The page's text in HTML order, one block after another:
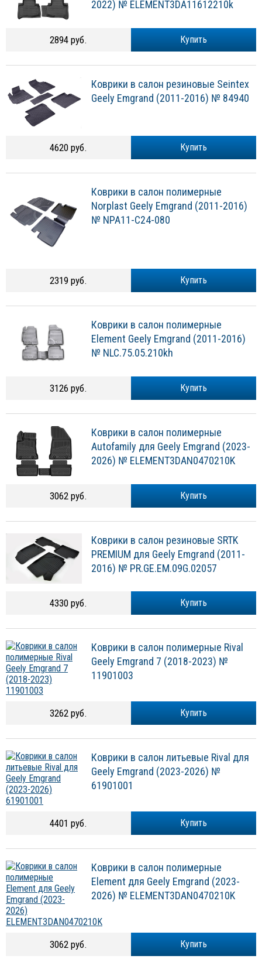
2022) № ELEMENT3DA11612210k
Купить
2894 руб.
Коврики в салон резиновые Seintex
Geely Emgrand (2011-2016) № 84940
Купить
4620 руб.
Коврики в салон полимерные
Norplast Geely Emgrand (2011-2016)
№ NPA11-C24-080
Купить
2319 руб.
Коврики в салон полимерные
Element Geely Emgrand (2011-2016)
№ NLC.75.05.210kh
Купить
3126 руб.
Коврики в салон полимерные
Autofamily для Geely Emgrand (2023-
2026) № ELEMENT3DAN0470210K
Купить
3062 руб.
Коврики в салон резиновые SRTK
PREMIUM для Geely Emgrand (2011-
2016) № PR.GE.EM.09G.02057
Купить
4330 руб.
Коврики в салон полимерные Rival
Geely Emgrand 7 (2018-2023) №
11901003
Купить
3262 руб.
Коврики в салон литьевые Rival для
Geely Emgrand (2023-2026) №
61901001
Купить
4401 руб.
Коврики в салон полимерные
Element для Geely Emgrand (2023-
2026) № ELEMENT3DAN0470210K
Купить
3062 руб.